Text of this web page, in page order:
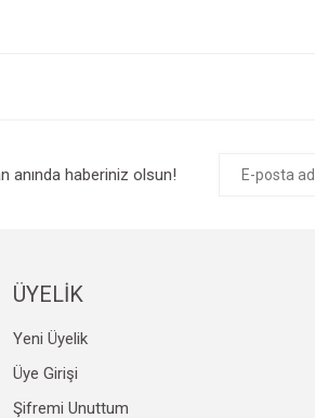
anında haberiniz olsun!
ÜYELİK
Yeni Üyelik
Üye Girişi
Şifremi Unuttum